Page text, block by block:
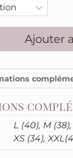
Ajouter
L (40), M
XS (34),